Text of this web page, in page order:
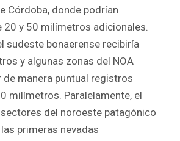
Córdoba, donde podrían
20 y 50 milímetros adicionales.
sudeste bonaerense recibiría
y algunas zonas del NOA
de manera puntual registros
milímetros. Paralelamente, el
del noroeste patagónico
primeras nevadas